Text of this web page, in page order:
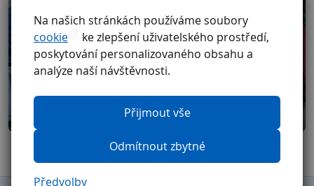
Na našich stránkách používáme soubory
cookie
ke zlepšení uživatelského prostředí,
poskytování personalizovaného obsahu a
analýze naší návštěvnosti.
Přijmout vše
Odmítnout zbytné
Předvolby